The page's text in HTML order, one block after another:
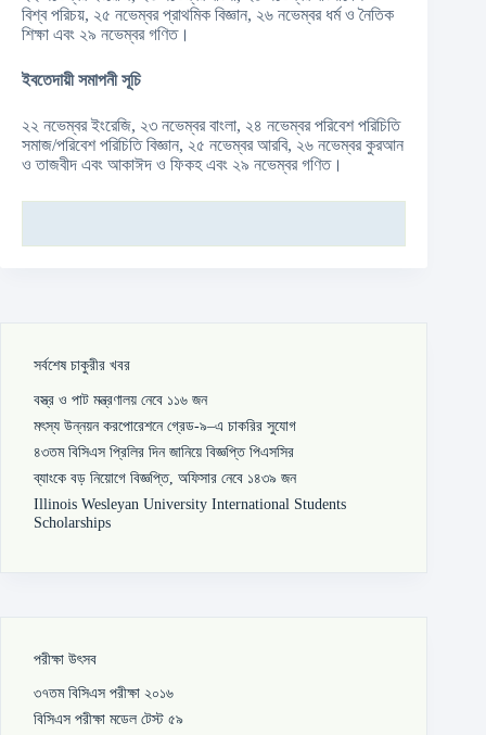
বিশ্ব পরিচয়, ২৫ নভেম্বর প্রাথমিক বিজ্ঞান, ২৬ নভেম্বর ধর্ম ও নৈতিক
শিক্ষা এবং ২৯ নভেম্বর গণিত।
ইবতেদায়ী সমাপনী সূচি
২২ নভেম্বর ইংরেজি, ২৩ নভেম্বর বাংলা, ২৪ নভেম্বর পরিবেশ পরিচিতি
সমাজ/পরিবেশ পরিচিতি বিজ্ঞান, ২৫ নভেম্বর আরবি, ২৬ নভেম্বর কুরআন
ও তাজবীদ এবং আকাঈদ ও ফিকহ এবং ২৯ নভেম্বর গণিত।
সর্বশেষ চাকুরীর খবর
বস্ত্র ও পাট মন্ত্রণালয় নেবে ১১৬ জন
মৎস্য উন্নয়ন করপোরেশনে গ্রেড-৯–এ চাকরির সুযোগ
৪৩তম বিসিএস প্রিলির দিন জানিয়ে বিজ্ঞপ্তি পিএসসির
ব্যাংকে বড় নিয়োগে বিজ্ঞপ্তি, অফিসার নেবে ১৪৩৯ জন
Illinois Wesleyan University International Students
Scholarships
পরীক্ষা উৎসব
৩৭তম বিসিএস পরীক্ষা ২০১৬
বিসিএস পরীক্ষা মডেল টেস্ট ৫৯